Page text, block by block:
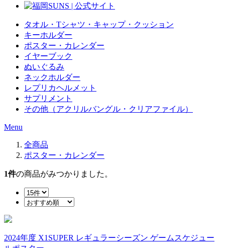
タオル・Tシャツ・キャップ・クッション
キーホルダー
ポスター・カレンダー
イヤーブック
ぬいぐるみ
ネックホルダー
レプリカヘルメット
サプリメント
その他（アクリルバングル・クリアファイル）
Menu
全商品
ポスター・カレンダー
1件の商品がみつかりました。
2024年度 X1SUPER レギュラーシーズン ゲームスケジュー